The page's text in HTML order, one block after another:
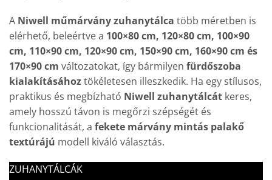
A Niwell műmárvány zuhanytálca több méretben is
elérhető, beleértve a 100×80 cm, 120×80 cm, 100×90
cm, 110×90 cm, 120×90 cm, 150×90 cm, 160×90 cm és
170×90 cm változatokat, így bármilyen fürdőszoba
kialakításáhoztökéletesen illeszkedik. Ha egy stílusos,
praktikus és megbízható Niwell zuhanytálcát keres,
amely hosszú távon is megőrzi szépségét és
funkcionalitását, a fekete márvány mintás palakő
textúrájú modell kiváló választás.
ZUHANYTÁLCÁK